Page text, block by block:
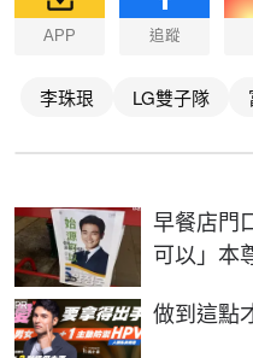
APP 追蹤
李珠珢 LG雙子隊
早餐店門
可以」本
做到這點
PR